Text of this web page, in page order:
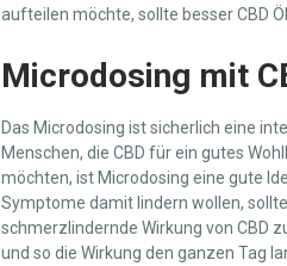
aufteilen möchte, sollte besser CBD
Microdosing mit
Das Microdosing ist sicherlich eine
Menschen, die CBD für ein gutes
möchten, ist Microdosing eine gute
Symptome damit lindern wollen,
schmerzlindernde Wirkung von CBD
und so die Wirkung den ganzen Tag